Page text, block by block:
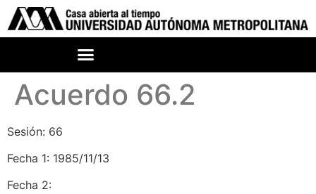
Acuerdo 66.2
Sesión: 66
Fecha 1: 1985/11/13
Fecha 2: